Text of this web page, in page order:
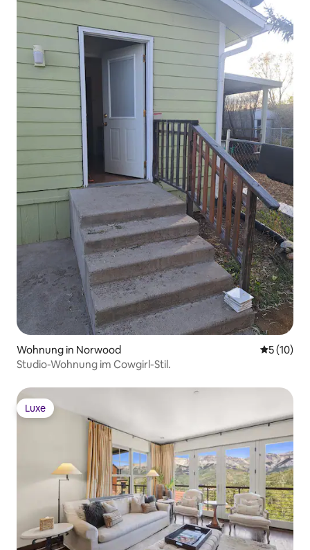
Wohnung in Norwood
5 (10)
Studio-Wohnung im Cowgirl-Stil.
Luxe
Luxe